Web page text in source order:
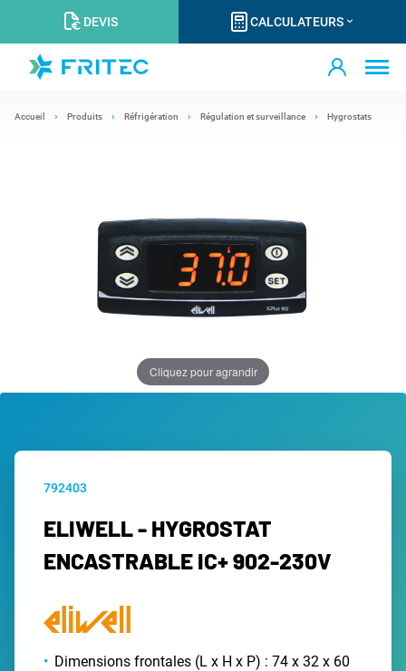
DEVIS CALCULATEURS
Accueil Produits Réfrigération Régulation et surveillance Hygrostats
Cliquez pour agrandir
792403
ELIWELL - HYGROSTAT
ENCASTRABLE IC+ 902-230V
Dimensions frontales (L x H x P) : 74 x 32 x 60